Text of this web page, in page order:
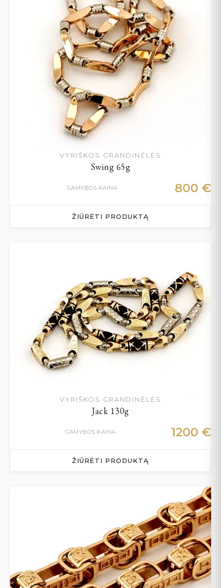
VYRIŠKOS GRANDINĖLĖS
Swing 65g
GAMYBOS KAINA 800 €
ŽIŪRĖTI PRODUKTĄ
VYRIŠKOS GRANDINĖLĖS
Jack 130g
GAMYBOS KAINA 1200 €
ŽIŪRĖTI PRODUKTĄ